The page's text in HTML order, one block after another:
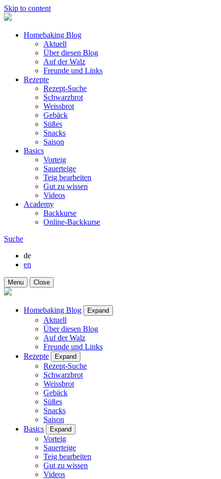
Skip to content
Homebaking Blog
Aktuell
Über diesen Blog
Auf der Walz
Freunde und Links
Rezepte
Rezept-Suche
Schwarzbrot
Weissbrot
Gebäck
Süßes
Snacks
Saison
Basics
Vorteig
Sauerteige
Teig bearbeiten
Gut zu wissen
Videos
Academy
Backkurse
Online-Backkurse
Suche
de
en
Menu Close
Homebaking Blog Expand
Aktuell
Über diesen Blog
Auf der Walz
Freunde und Links
Rezepte
Expand
Rezept-Suche
Schwarzbrot
Weissbrot
Gebäck
Süßes
Snacks
Saison
Basics
Expand
Vorteig
Sauerteige
Teig bearbeiten
Gut zu wissen
Videos